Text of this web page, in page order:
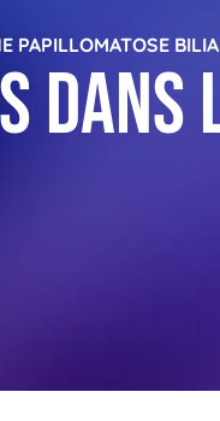
PAPILLOMATOSE
dans